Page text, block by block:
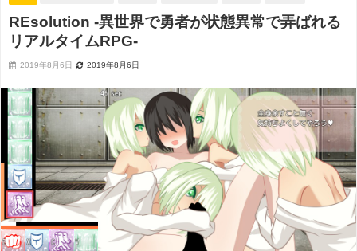
REsolution -異世界で勇者が状態異常で弄ばれる
リアルタイムRPG-
2019年8月6日 2019年8月6日